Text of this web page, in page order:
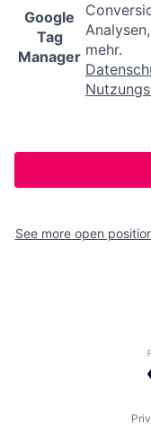
Google
Tag
Manager mehr.
See more open